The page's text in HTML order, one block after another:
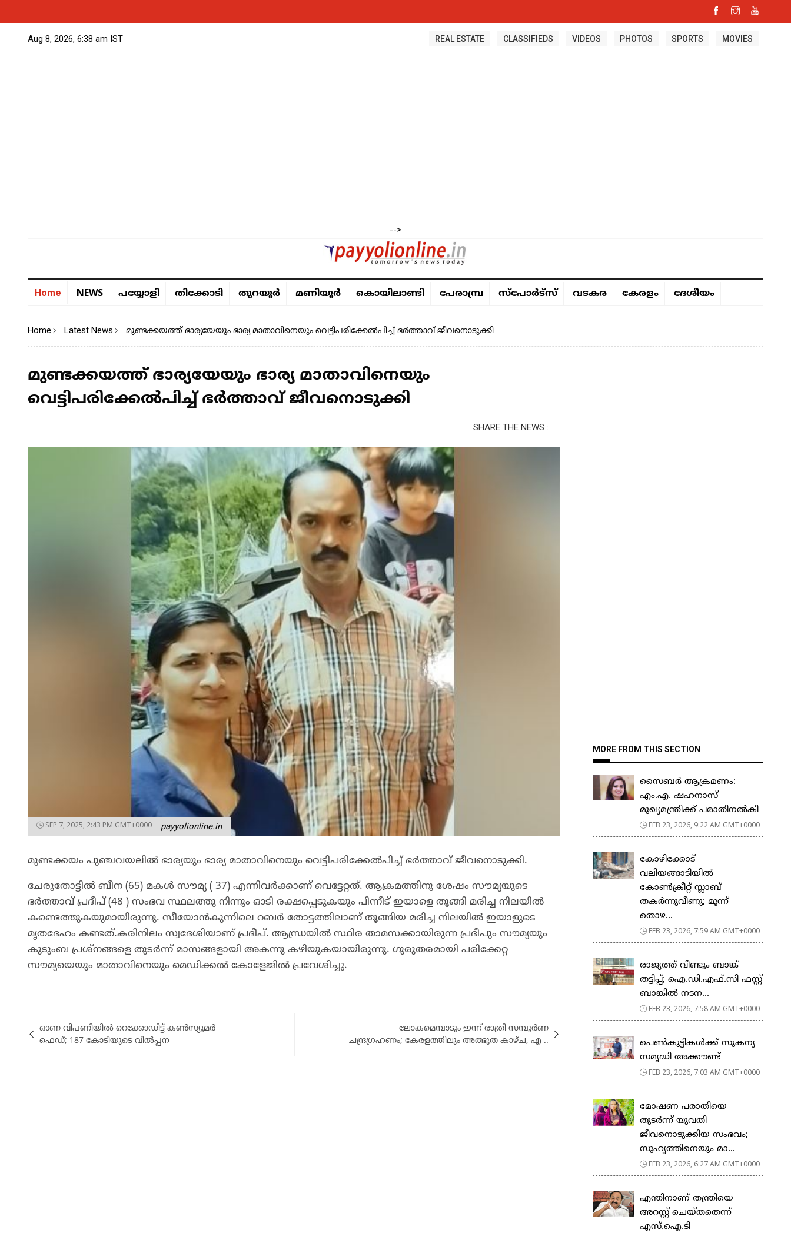
Aug 8, 2026, 6:38 am IST REAL ESTATE CLASSIFIEDS VIDEOS PHOTOS SPORTS MOVIES
-->
Home NEWS പയ്യോളി തിക്കോടി തുറയൂര്‍ മണിയൂര്‍ കൊയിലാണ്ടി പേരാമ്പ്ര സ്പോർട്സ് വടകര കേരളം ദേശീയം
Home Latest News മുണ്ടക്കയത്ത് ഭാര്യയേയും ഭാര്യ മാതാവിനെയും വെട്ടിപരിക്കേൽപിച്ച് ഭർത്താവ് ജീവനൊടുക്കി
മുണ്ടക്കയത്ത് ഭാര്യയേയും ഭാര്യ മാതാവിനെയും
വെട്ടിപരിക്കേൽപിച്ച് ഭർത്താവ് ജീവനൊടുക്കി
SHARE THE NEWS :
SEP 7, 2025, 2:43 PM GMT+0000 payyolionline.in
മുണ്ടക്കയം പുഞ്ചവയലിൽ ഭാര്യയും ഭാര്യ മാതാവിനെയും വെട്ടിപരിക്കേൽപിച്ച് ഭർത്താവ് ജീവനൊടുക്കി.
ചേരുതോട്ടിൽ ബീന (65) മകൾ സൗമ്യ ( 37) എന്നിവർക്കാണ് വെട്ടേറ്റത്. ആക്രമത്തിനു ശേഷം സൗമ്യയുടെ
ഭർത്താവ് പ്രദീപ് (48 ) സംഭവ സ്ഥലത്തു നിന്നും ഓടി രക്ഷപ്പെടുകയും പിന്നീട് ഇയാളെ തൂങ്ങി മരിച്ച നിലയിൽ
കണ്ടെത്തുകയുമായിരുന്നു. സീയോൻകുന്നിലെ റബർ തോട്ടത്തിലാണ് തൂങ്ങിയ മരിച്ച നിലയിൽ ഇയാളുടെ
മൃതദേഹം കണ്ടത്.കരിനിലം സ്വദേശിയാണ് പ്രദീപ്. ആന്ധ്രയിൽ സ്ഥിര താമസക്കായിരുന്ന പ്രദീപും സൗമ്യയും
കുടുംബ പ്രശ്നങ്ങളെ തുടർന്ന് മാസങ്ങളായി അകന്നു കഴിയുകയായിരുന്നു. ഗുരുതരമായി പരിക്കേറ്റ
സൗമ്യയെയും മാതാവിനെയും മെഡിക്കൽ കോളേജിൽ പ്രവേശിച്ചു.
ഓണ വിപണിയില്‍ റെക്കോഡിട്ട് കണ്‍സ്യൂമര്‍
ഫെഡ്; 187 കോടിയുടെ വില്‍പ്പന
ലോകമെമ്പാടും ഇന്ന് രാത്രി സമ്പൂര്‍ണ
ചന്ദ്രഗ്രഹണം; കേരളത്തിലും അത്ഭുത കാഴ്ച, എ ..
MORE FROM THIS SECTION
സൈബർ ആക്രമണം:
എം.എ. ഷഹനാസ്
മുഖ്യമന്ത്രിക്ക് പരാതിനൽകി
FEB 23, 2026, 9:22 AM GMT+0000
കോഴിക്കോട്
വലിയങ്ങാടിയിൽ
കോൺക്രീറ്റ് സ്ലാബ്
തകർന്നുവീണു; മൂന്ന്
തൊഴ...
FEB 23, 2026, 7:59 AM GMT+0000
രാജ്യത്ത് വീണ്ടും ബാങ്ക്
തട്ടിപ്പ്; ഐ.ഡി.എഫ്.സി ഫസ്റ്റ്
ബാങ്കിൽ നടന...
FEB 23, 2026, 7:58 AM GMT+0000
പെ​ൺ​കു​ട്ടി​ക​ൾ​ക്ക് സു​ക​ന്യ
സ​മൃ​ദ്ധി അ​ക്കൗ​ണ്ട്
FEB 23, 2026, 7:03 AM GMT+0000
മോഷണ പരാതിയെ
തുടര്‍ന്ന് യുവതി
ജീവനൊടുക്കിയ സംഭവം;
സുഹൃത്തിനെയും മാ...
FEB 23, 2026, 6:27 AM GMT+0000
എന്തിനാണ് തന്ത്രിയെ
അറസ്റ്റ് ചെയ്തതെന്ന്
എസ്.ഐ.ടി